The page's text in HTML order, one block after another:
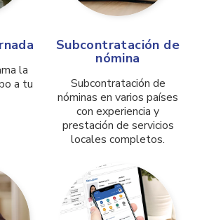
la
a tu
Subcontratación de
nómina
Subcontratación de
nóminas en varios países
con experiencia y
prestación de servicios
locales completos.